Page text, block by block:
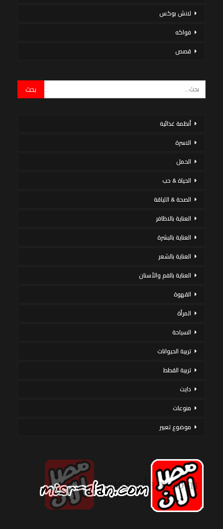
لانش بوكس
فواكه
قصص
أنظمة غذائية
الاسرة
الحمل
الحياة & حب
الصحة & اللياقة
العناية بالاظافر
العناية بالبشرة
العناية بالشعر
العناية بالفم والأسنان
القهوة
المرأة
السياحة
تربية الحيوانات
تربية القطط
دايت
منوعات
موضوع تعبير